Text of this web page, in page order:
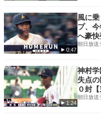
0:47
風に
プ、
へ豪快
朝日放送
1:24
神村
失点
０封
朝日放送